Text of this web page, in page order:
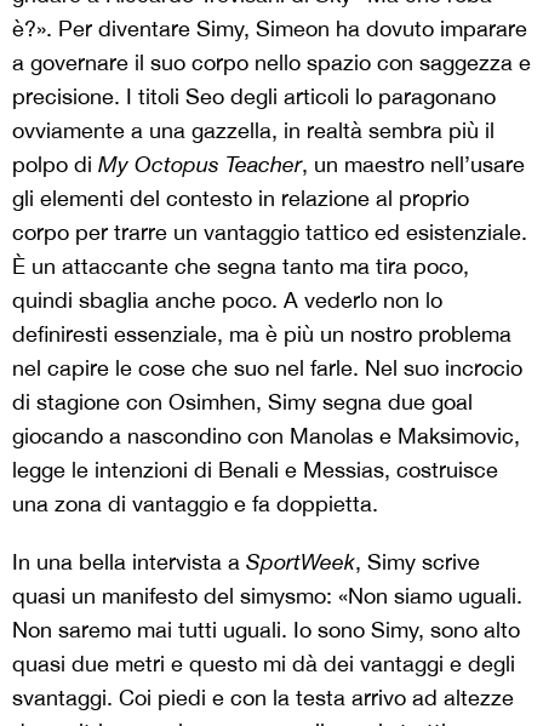
è?». Per diventare Simy, Simeon ha dovuto imparare
a governare il suo corpo nello spazio con saggezza e
precisione. I titoli Seo degli articoli lo paragonano
ovviamente a una gazzella, in realtà sembra più il
polpo di My Octopus Teacher, un maestro nell’usare
gli elementi del contesto in relazione al proprio
corpo per trarre un vantaggio tattico ed esistenziale.
È un attaccante che segna tanto ma tira poco,
quindi sbaglia anche poco. A vederlo non lo
definiresti essenziale, ma è più un nostro problema
nel capire le cose che suo nel farle. Nel suo incrocio
di stagione con Osimhen, Simy segna due goal
giocando a nascondino con Manolas e Maksimovic,
legge le intenzioni di Benali e Messias, costruisce
una zona di vantaggio e fa doppietta.
In una bella intervista a SportWeek, Simy scrive
quasi un manifesto del simysmo: «Non siamo uguali.
Non saremo mai tutti uguali. Io sono Simy, sono alto
quasi due metri e questo mi dà dei vantaggi e degli
svantaggi. Coi piedi e con la testa arrivo ad altezze